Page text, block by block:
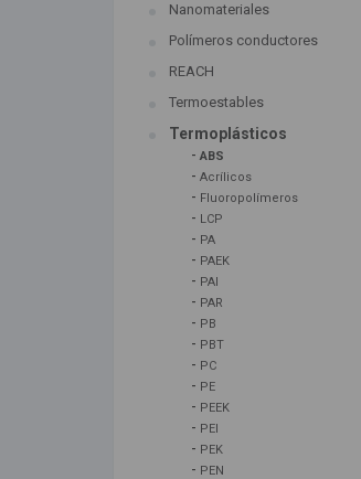
Nanomateriales
Polímeros conductores
REACH
Termoestables
Termoplásticos
- ABS
- Acrílicos
- Fluoropolímeros
- LCP
- PA
- PAEK
- PAI
- PAR
- PB
- PBT
- PC
- PE
- PEEK
- PEI
- PEK
- PEN